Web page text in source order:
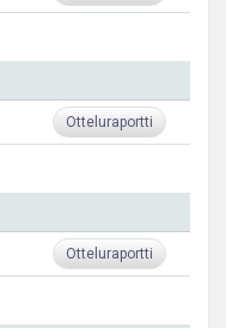
Otteluraportti
Otteluraportti